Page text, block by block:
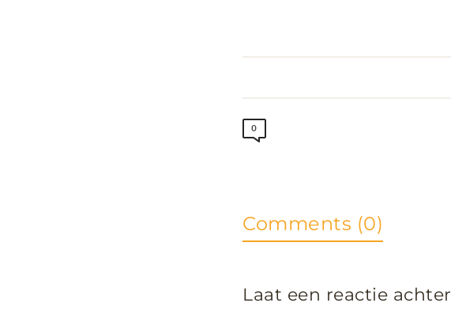
0
Comments (0)
Laat een reactie achter